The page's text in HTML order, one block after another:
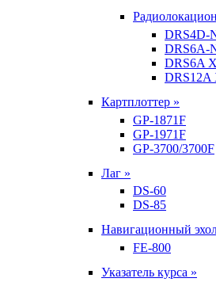
DRS4D-
DRS6A-
DRS6A
DRS12A
Картплоттер »
GP-1871F
GP-1971F
GP-3700/3700F
Лаг »
DS-60
DS-85
Навигационный
FE-800
Указатель курса »